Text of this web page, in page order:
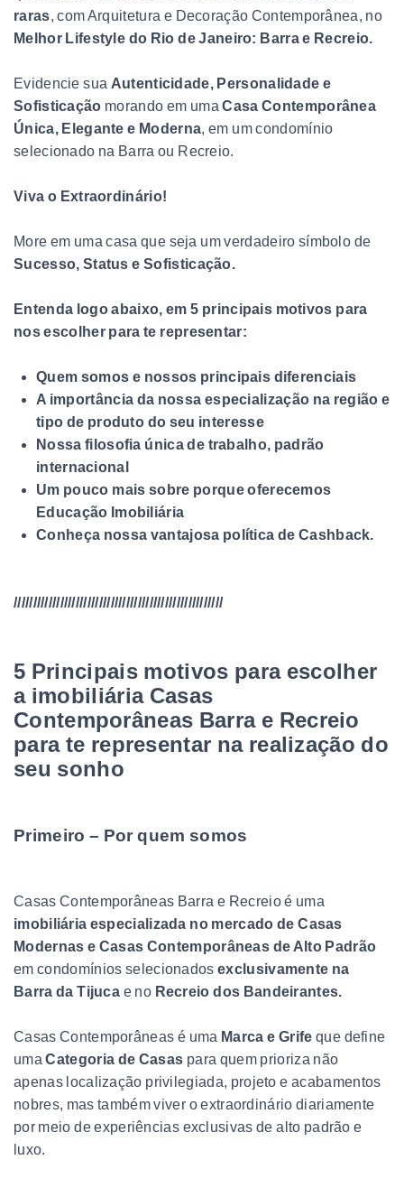
raras, com Arquitetura e Decoração Contemporânea, no
Melhor Lifestyle do Rio de Janeiro: Barra e Recreio.
Evidencie sua Autenticidade, Personalidade e
Sofisticação morando em umaCasa Contemporânea
Única, Elegante e Moderna, em um condomínio
selecionado na Barra ou Recreio.
Viva o Extraordinário!
More em uma casa que seja um verdadeiro símbolo de
Sucesso, Status e Sofisticação.
Entenda logo abaixo, em 5 principais motivos para
nos escolher para te representar:
Quem somos e nossos principais diferenciais
A importância da nossa especialização na região e
tipo de produto do seu interesse
Nossa filosofia única de trabalho, padrão
internacional
Um pouco mais sobre porque oferecemos
Educação Imobiliária
Conheça nossa vantajosa política de Cashback.
//////////////////////////////////////////////////////
5 Principais motivos para escolher
a imobiliária Casas
Contemporâneas Barra e Recreio
para te representar na realização do
seu sonho
Primeiro – Por quem somos
Casas Contemporâneas Barra e Recreio é uma
imobiliária especializada no mercado de Casas
Modernas e Casas Contemporâneas de Alto Padrão
em condomínios selecionados exclusivamente na
Barra da Tijuca e no Recreio dos Bandeirantes.
Casas Contemporâneas é uma Marca e Grife que define
umaCategoria de Casas para quem prioriza não
apenas localização privilegiada, projeto e acabamentos
nobres, mas também viver o extraordinário diariamente
por meio de experiências exclusivas de alto padrão e
luxo.